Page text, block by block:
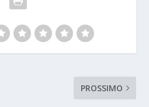
PROSSIMO